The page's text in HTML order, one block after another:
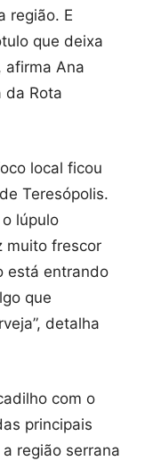
região. E
que deixa
afirma Ana
da Rota
local ficou
Teresópolis.
lúpulo
muito frescor
está entrando
que
detalha
com o
principais
região serrana